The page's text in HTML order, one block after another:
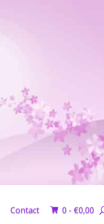
Contact 0 - €0,00